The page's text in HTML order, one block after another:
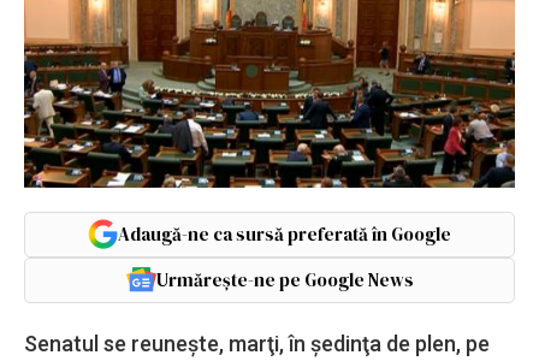
Adaugă-ne ca sursă preferată în Google
Urmărește-ne pe Google News
Senatul se reuneşte, marţi, în şedinţa de plen, pe